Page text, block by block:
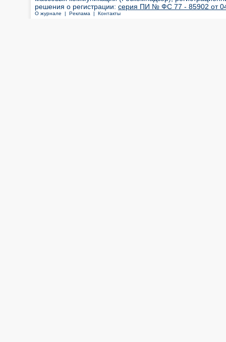
решения о регистрации: серия ПИ № ФС 77 - 85902 от 04
О журнале | Реклама | Контакты